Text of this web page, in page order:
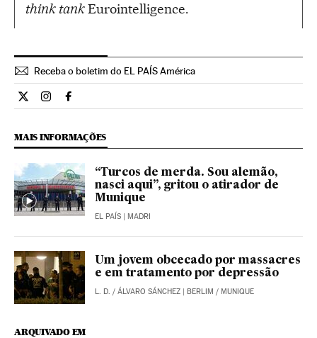
think tankEurointelligence.
Receba o boletim do EL PAÍS América
Internacional El País Brasil en Twitter
Internacional El País Brasil en Instagram
Internacional El País Brasil en Facebook
MAIS INFORMAÇÕES
“Turcos de merda. Sou alemão,
nasci aqui”, gritou o atirador de
Munique
EL PAÍS | MADRI
Um jovem obcecado por massacres
e em tratamento por depressão
L. D. / ÁLVARO SÁNCHEZ | BERLIM / MUNIQUE
ARQUIVADO EM